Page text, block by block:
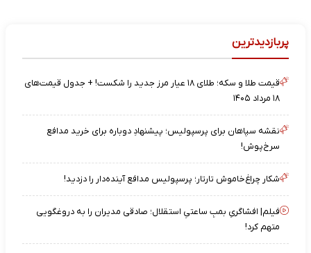
پربازدیدترین
قیمت طلا و سکه؛ طلای ۱۸ عیار مرز جدید را شکست! + جدول قیمت‌های
۱۸ مرداد ۱۴۰۵
نقشه‌ سپاهان برای پرسپولیس؛ پیشنهادِ دوباره برای خرید مدافع
سرخ‌پوش!
شکار چراغ‌خاموش تارتار؛ پرسپولیس مدافع آینده‌دار را دزدید!
فیلم| افشاگریِ بمبِ ساعتیِ استقلال؛ صادقی مدیران را به دروغگویی
متهم کرد!